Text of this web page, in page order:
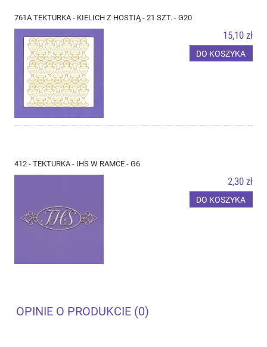
761A TEKTURKA - KIELICH Z HOSTIĄ - 21 SZT. - G20
15,10 zł
DO KOSZYKA
412 - TEKTURKA - IHS W RAMCE - G6
2,30 zł
DO KOSZYKA
OPINIE O PRODUKCIE (0)